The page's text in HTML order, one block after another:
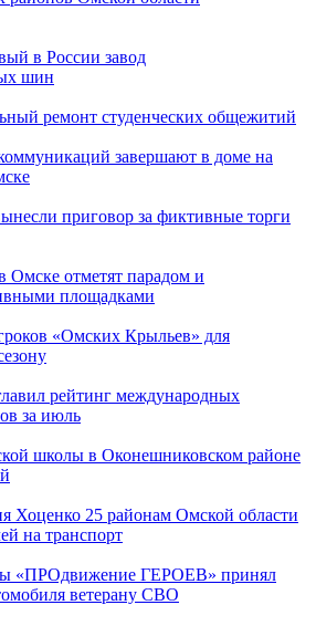
в России завод
шин
ремонт студенческих общежитий
завершают в доме на
приговор за фиктивные торги
Омске отметят парадом и
площадками
«Омских Крыльев» для
рейтинг международных
за июль
школы в Оконешниковском районе
Хоценко 25 районам Омской области
на транспорт
«ПРОдвижение ГЕРОЕВ» принял
ветерану СВО